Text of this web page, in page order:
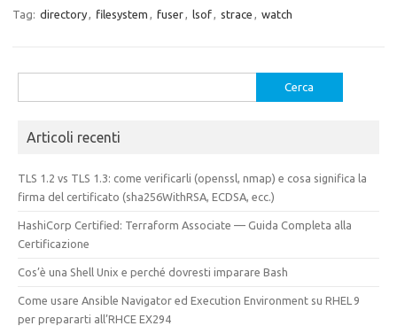
Tag: directory, filesystem , fuser, lsof, strace , watch
per:
Articoli recenti
TLS 1.2 vs TLS 1.3: come verificarli (openssl, nmap) e cosa significa la
firma del certificato (sha256WithRSA, ECDSA, ecc.)
HashiCorp Certified: Terraform Associate — Guida Completa alla
Certificazione
Cos’è una Shell Unix e perché dovresti imparare Bash
Come usare Ansible Navigator ed Execution Environment su RHEL 9
per prepararti all’RHCE EX294